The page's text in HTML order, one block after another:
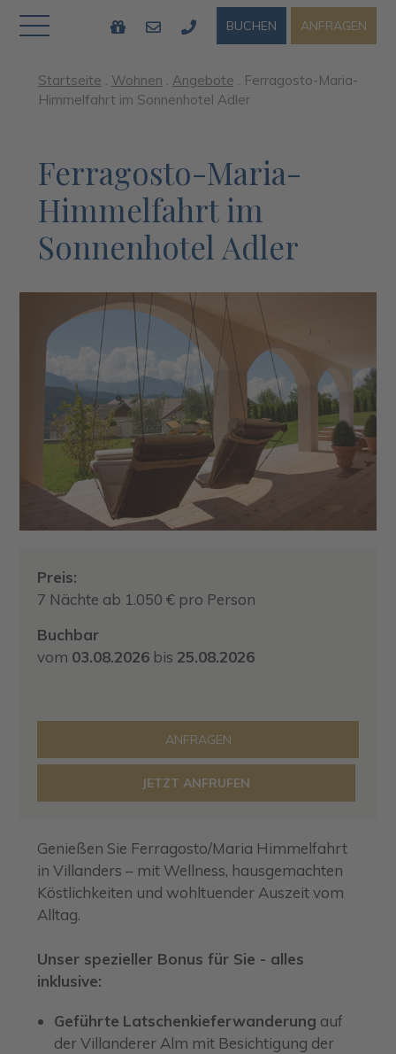
ANFRAGEN
BUCHEN
Startseite . Wohnen . Angebote . Ferragosto-Maria-
Himmelfahrt im Sonnenhotel Adler
Ferragosto-Maria-
Himmelfahrt im
Sonnenhotel Adler
Preis:
7 Nächte ab 1.050 € pro Person
Buchbar
vom 03.08.2026 bis 25.08.2026
ANFRAGEN
JETZT ANFRUFEN
Genießen Sie Ferragosto/Maria Himmelfahrt
in Villanders – mit Wellness, hausgemachten
Köstlichkeiten und wohltuender Auszeit vom
Alltag.
Unser spezieller Bonus für Sie - alles
inklusive:
Geführte Latschenkieferwanderung auf
der Villanderer Alm mit Besichtigung der